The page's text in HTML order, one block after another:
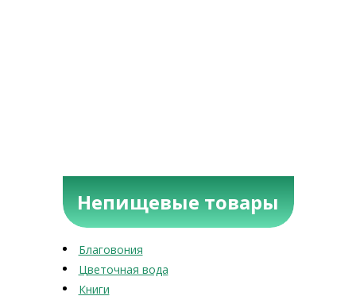
Непищевые товары
Благовония
Цветочная вода
Книги